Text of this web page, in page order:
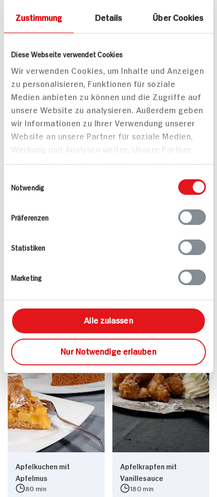
Zustimmung Details Über Cookies
Diese Webseite verwendet Cookies
Wir verwenden Cookies, um Inhalte und Anzeigen
zu personalisieren, Funktionen für soziale
Medien anbieten zu können und die Zugriffe auf
unsere Website zu analysieren. Außerdem geben
wir Informationen zu Ihrer Verwendung unserer
Website an unsere Partner für soziale Medien,
Werbung und Analysen weiter. Unsere Partner
führen diese Informationen möglicherweise mit
bereitgestellt haben oder die sie im Rahmen
Notwendig
Präferenzen
Statistiken
Marketing
Alle zulassen
Nur Notwendige erlauben
215 min
1.625 kcal p. Portion
999 kcal p. Portion
15 min
Leicht
Krustenbraten mit
767 kcal p. Portion
Apfelkuchen mit
Apfelmus
80 min
Apfelkrapfen mit
Vanillesauce
180 min